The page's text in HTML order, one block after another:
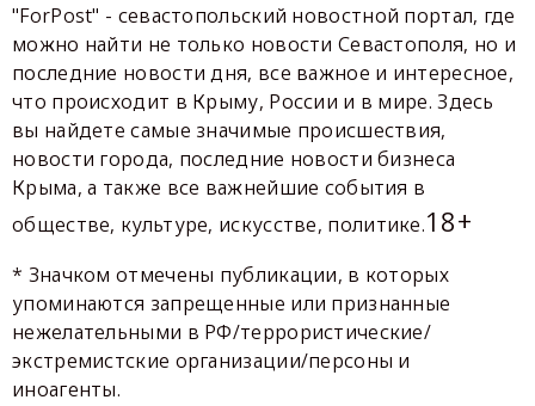
"ForPost" - севастопольский новостной портал, где
можно найти не только новости Севастополя, но и
последние новости дня, все важное и интересное,
что происходит в Крыму, России и в мире. Здесь
вы найдете самые значимые происшествия,
новости города, последние новости бизнеса
Крыма, а также все важнейшие события в
обществе, культуре, искусстве, политике.18+
* Значком отмечены публикации, в которых
упоминаются запрещенные или признанные
нежелательными в РФ/террористические/
экстремистские организации/персоны и
иноагенты.